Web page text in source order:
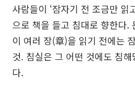
사람들이 ‘잠자기 전 조금만 읽
으로 책을 들고 침대로 향한다.
이 여러 장(章)을 읽기 전에는
것. 침실은 그 어떤 것에도 침
다.